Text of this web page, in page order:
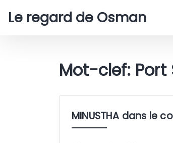
Le regard de Osman
Mot-clef: Port
MINUSTHA dans le